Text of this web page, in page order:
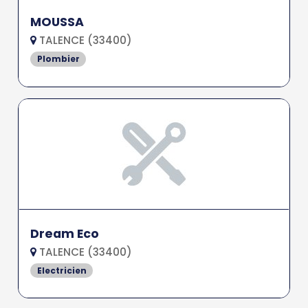
MOUSSA
TALENCE (33400)
Plombier
Dream Eco
TALENCE (33400)
Electricien